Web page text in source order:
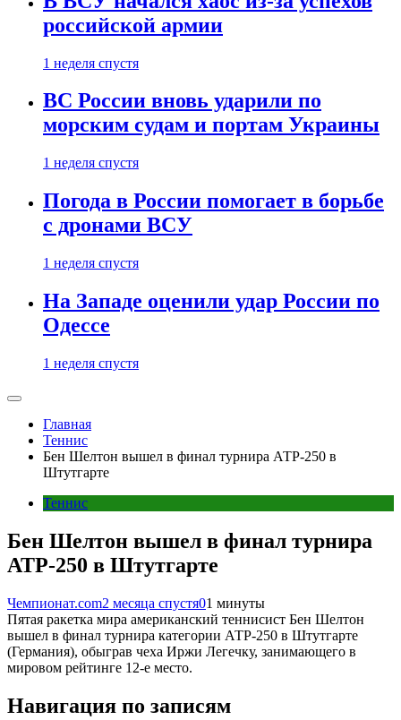
российской армии
1 неделя спустя
ВС России вновь ударили по
морским судам и портам Украины
1 неделя спустя
Погода в России помогает в борьбе
с дронами ВСУ
1 неделя спустя
На Западе оценили удар России по
Одессе
1 неделя спустя
Главная
Теннис
Бен Шелтон вышел в финал турнира АТР-250 в
Штутгарте
Теннис
Бен Шелтон вышел в финал турнира
АТР-250 в Штутгарте
Чемпионат.com2 месяца спустя01 минуты
Пятая ракетка мира американский теннисист Бен Шелтон
вышел в финал турнира категории АТР-250 в Штутгарте
(Германия), обыграв чеха Иржи Легечку, занимающего в
мировом рейтинге 12-е место.
Навигация по записям